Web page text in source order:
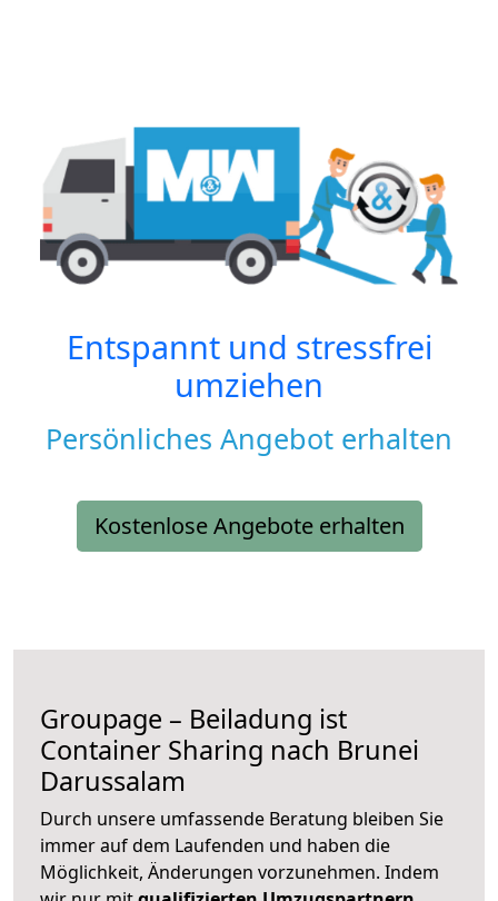
Entspannt und stressfrei
umziehen
Persönliches Angebot erhalten
Kostenlose Angebote erhalten
Groupage – Beiladung ist
Container Sharing nach Brunei
Darussalam
Durch unsere umfassende Beratung bleiben Sie
immer auf dem Laufenden und haben die
Möglichkeit, Änderungen vorzunehmen. Indem